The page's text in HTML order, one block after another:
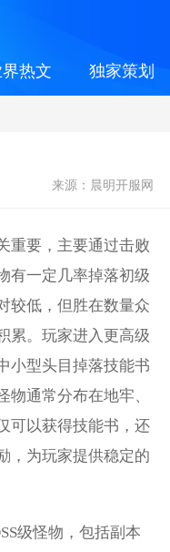
界热文 独家策划
来源：晨明开服网
重要，主要通过击败
有一定几率掉落初级
较低，但胜在数量众
累。玩家进入更高级
小型头目掉落技能书
通常分布在地牢、
可以获得技能书，还
，为玩家提供稳定的
级怪物，包括副本